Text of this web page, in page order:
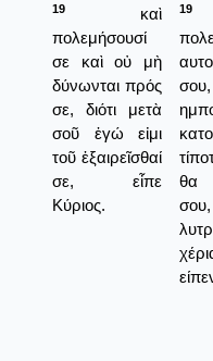
19
καὶ
πολεμήσουσί
σε καὶ οὐ μὴ
δύνωνται πρός
σε, διότι μετὰ
σοῦ ἐγώ εἰμι
τοῦ ἐξαιρεῖσθαί
σε, εἶπε
Κύριος.
19
θα